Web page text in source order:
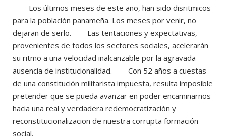
Los últimos meses de este año, han sido disritmicos
para la población panameña. Los meses por venir, no
dejaran de serlo. Las tentaciones y expectativas,
provenientes de todos los sectores sociales, acelerarán
su ritmo a una velocidad inalcanzable por la agravada
ausencia de institucionalidad. Con 52 años a cuestas
de una constitución militarista impuesta, resulta imposible
pretender que se pueda avanzar en poder encaminarnos
hacia una real y verdadera redemocratización y
reconstitucionalizacion de nuestra corrupta formación
social.